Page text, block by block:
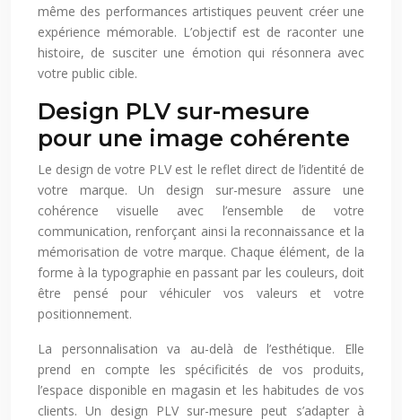
même des performances artistiques peuvent créer une
expérience mémorable. L’objectif est de raconter une
histoire, de susciter une émotion qui résonnera avec
votre public cible.
Design PLV sur-mesure
pour une image cohérente
Le design de votre PLV est le reflet direct de l’identité de
votre marque. Un design sur-mesure assure une
cohérence visuelle avec l’ensemble de votre
communication, renforçant ainsi la reconnaissance et la
mémorisation de votre marque. Chaque élément, de la
forme à la typographie en passant par les couleurs, doit
être pensé pour véhiculer vos valeurs et votre
positionnement.
La personnalisation va au-delà de l’esthétique. Elle
prend en compte les spécificités de vos produits,
l’espace disponible en magasin et les habitudes de vos
clients. Un design PLV sur-mesure peut s’adapter à